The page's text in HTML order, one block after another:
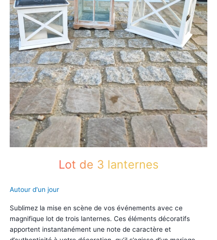
Lot de 3 lanternes
Autour d'un jour
Sublimez la mise en scène de vos événements avec ce
magnifique lot de trois lanternes. Ces éléments décoratifs
apportent instantanément une note de caractère et